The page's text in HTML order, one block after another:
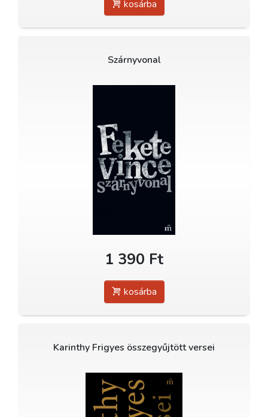
kosárba
Szárnyvonal
1 390 Ft
kosárba
Karinthy Frigyes összegyűjtött versei